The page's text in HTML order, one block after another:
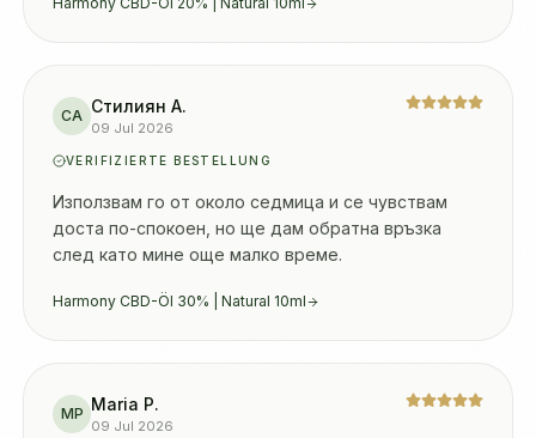
Забравих и за паник атаките,така че резултатът е
прекрасното обслужване и внимание!
СА Стилиян А.
09 Jul 2026
VERIFIZIERTE BESTELLUNG
Използвам го от около седмица и се чувствам
доста по-спокоен, но ще дам обратна връзка
след като мине още малко време.
Harmony CBD-Öl 30% | Natural 10ml
MP Maria P.
09 Jul 2026